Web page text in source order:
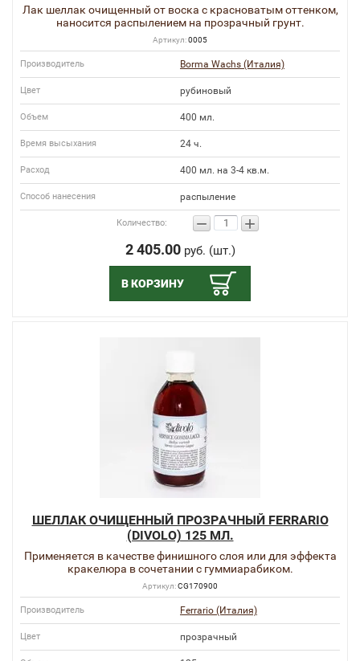
Лак шеллак очищенный от воска с красноватым оттенком,
наносится распылением на прозрачный грунт.
Артикул:0005
Производитель Borma Wachs (Италия)
Цвет рубиновый
Объем 400 мл.
Время высыхания 24 ч.
Расход 400 мл. на 3-4 кв.м.
Способ нанесения распыление
Количество: − +
2 405.00руб. (шт.)
В КОРЗИНУ
ШЕЛЛАК ОЧИЩЕННЫЙ ПРОЗРАЧНЫЙ FERRARIO
(DIVOLO) 125 МЛ.
Применяется в качестве финишного слоя или для эффекта
кракелюра в сочетании с гуммиарабиком.
Артикул:CG170900
Производитель Ferrario (Италия)
Цвет прозрачный